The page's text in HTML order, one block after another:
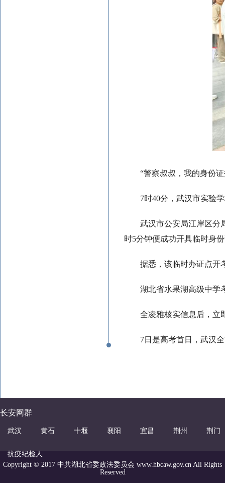
“警察叔叔，我的身份
7时40分，武汉市实验
武汉市公安局江岸区分
时5分钟便成功开具临时身
据悉，该临时办证点开
湖北省水果湖高级中学
全凌雅核实信息后，立
7日是高考首日，武汉
长安网群
武汉 黄石 十堰 襄阳 宜昌 荆州 荆门
抗疫纪检人
Copyright © 2017 中共湖北省委政法委员会 www.hbcaw.gov.cn All Rights
Reserved